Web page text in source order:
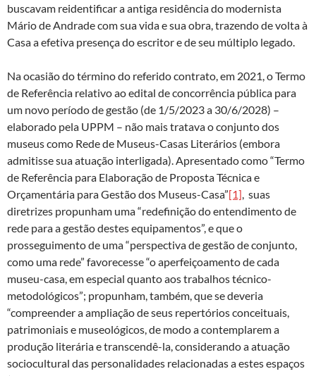
buscavam reidentificar a antiga residência do modernista
Mário de Andrade com sua vida e sua obra, trazendo de volta à
Casa a efetiva presença do escritor e de seu múltiplo legado.
Na ocasião do término do referido contrato, em 2021, o Termo
de Referência relativo ao edital de concorrência pública para
um novo período de gestão (de 1/5/2023 a 30/6/2028) –
elaborado pela UPPM – não mais tratava o conjunto dos
museus como Rede de Museus-Casas Literários (embora
admitisse sua atuação interligada). Apresentado como “Termo
de Referência para Elaboração de Proposta Técnica e
Orçamentária para Gestão dos Museus-Casa”[1], suas
diretrizes propunham uma “redefinição do entendimento de
rede para a gestão destes equipamentos”, e que o
prosseguimento de uma “perspectiva de gestão de conjunto,
como uma rede” favorecesse “o aperfeiçoamento de cada
museu-casa, em especial quanto aos trabalhos técnico-
metodológicos”; propunham, também, que se deveria
“compreender a ampliação de seus repertórios conceituais,
patrimoniais e museológicos, de modo a contemplarem a
produção literária e transcendê-la, considerando a atuação
sociocultural das personalidades relacionadas a estes espaços